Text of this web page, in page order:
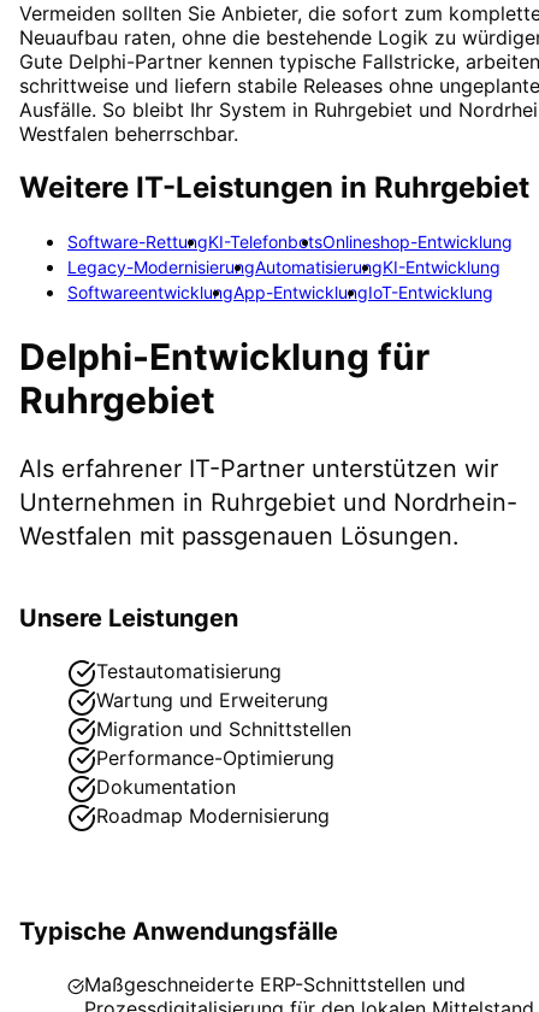
Vermeiden sollten Sie Anbieter, die sofort zum
Neuaufbau raten, ohne die bestehende Logik zu
Gute Delphi-Partner kennen typische Fallstricke, arbeiten
schrittweise und liefern stabile Releases ohne ungeplante
Ausfälle. So bleibt Ihr System in Ruhrgebiet und
Westfalen beherrschbar.
Weitere IT-Leistungen in Ruhrgebiet
Software-RettungKI-TelefonbotsOnlineshop-Entwicklung
Legacy-ModernisierungAutomatisierungKI-Entwicklung
SoftwareentwicklungApp-EntwicklungIoT-Entwicklung
Delphi-Entwicklung für
Ruhrgebiet
Als erfahrener IT-Partner unterstützen wir
Unternehmen in Ruhrgebiet und Nordrhein-
Westfalen mit passgenauen Lösungen.
Unsere Leistungen
Testautomatisierung
Wartung und Erweiterung
Migration und Schnittstellen
Performance-Optimierung
Dokumentation
Roadmap Modernisierung
Typische Anwendungsfälle
Maßgeschneiderte ERP-Schnittstellen und